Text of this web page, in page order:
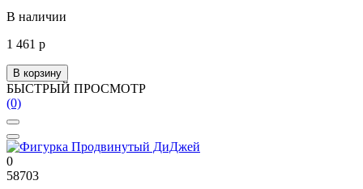
В наличии
1 461 р
В корзину
БЫСТРЫЙ ПРОСМОТР
(0)
0
58703